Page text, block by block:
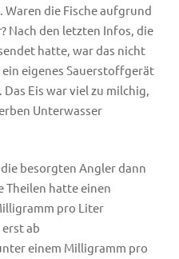
die Fische aufgrund
Nach den letzten Infos, die
hatte, war das nicht
eigenes Sauerstoffgerät
Eis war viel zu milchig,
Unterwasser
besorgten Angler dann
Theilen hatte einen
pro Liter
ab
einem Milligramm pro